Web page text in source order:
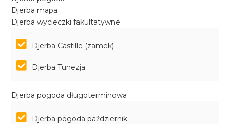
Djerba mapa
Djerba wycieczki fakultatywne
Djerba Castille (zamek)
Djerba Tunezja
Djerba pogoda długoterminowa
Djerba pogoda październik